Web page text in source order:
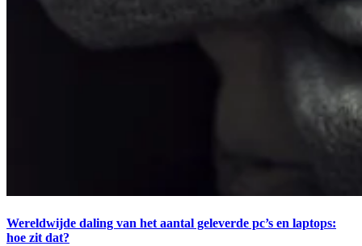
Wereldwijde daling van het aantal geleverde pc’s en laptops:
hoe zit dat?